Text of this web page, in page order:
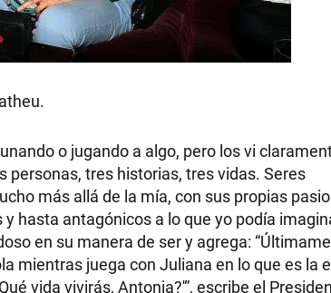
o jugando a algo, pero los vi
tres historias, tres vidas. Seres
más allá de la mía, con sus propias
hasta antagónicos a lo que yo podía
en su manera de ser y agrega:
mientras juega con Juliana en lo que es la
vida vivirás, Antonia?'”, escribe el